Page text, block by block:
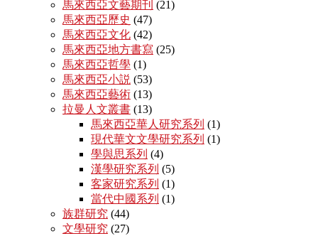
馬來西亞文藝期刊 (21)
馬來西亞歷史 (47)
馬來西亞文化 (42)
馬來西亞地方書寫 (25)
馬來西亞哲學 (1)
馬來西亞小説 (53)
馬來西亞藝術 (13)
拉曼人文叢書 (13)
馬來西亞華人研究系列 (1)
現代華文文學研究系列 (1)
學與思系列 (4)
漢學研究系列 (5)
客家研究系列 (1)
當代中國系列 (1)
族群研究 (44)
文學研究 (27)